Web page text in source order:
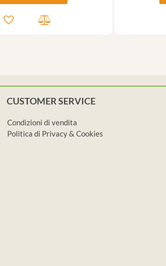
CUSTOMER SERVICE
Condizioni di vendita
Politica di Privacy & Cookies